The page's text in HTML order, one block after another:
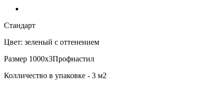
Стандарт
Цвет: зеленый с оттенением
Размер 1000х3Профнастил
Колличество в упаковке - 3 м2